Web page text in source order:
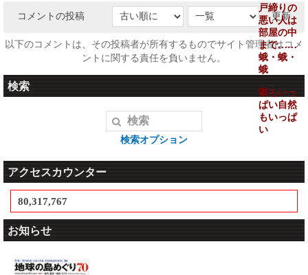
戸締りの
悪い人は
部屋の中
まで……
蛾・蛾・
蛾
蛾もいっ
ぱい自然
もいっぱ
い
コメントの投稿 更新
以下のコメントは、その投稿者が所有するものでサイト管理者はコメ
ントに関する責任を負いません。
検索
検索オプション
アクセスカウンター
80,317,767
お知らせ